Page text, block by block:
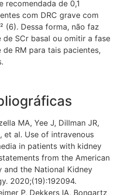
recomendada de 0,1
com DRC grave com
(6). Dessa forma, não faz
SCr basal ou omitir a fase
RM para tais pacientes,
MA, Yee J, Dillman JR,
et al. Use of intravenous
in patients with kidney
from the American
and the National Kidney
2020;(19):192094.
P, Dekkers IA, Bongartz